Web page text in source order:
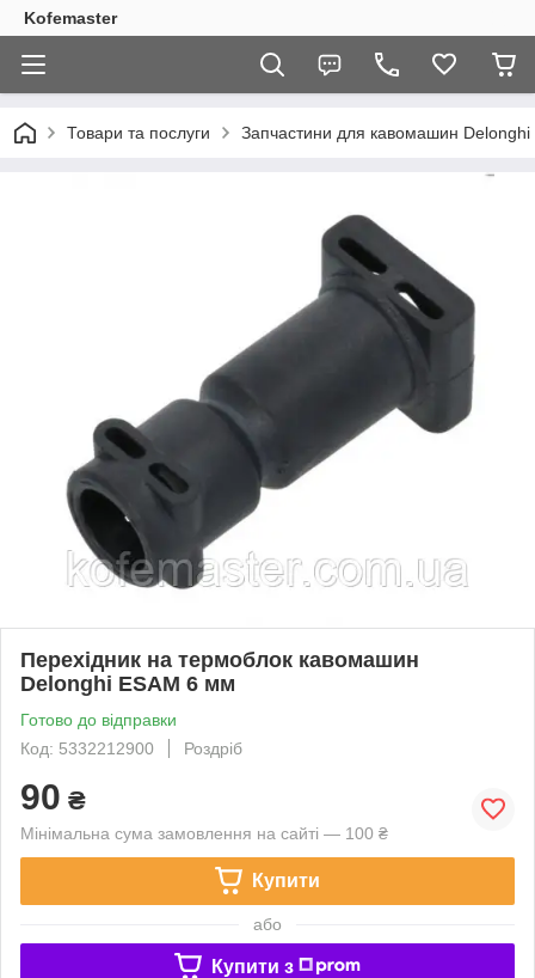
Kofemaster
Товари та послуги Запчастини для кавомашин Delonghi
Перехідник на термоблок кавомашин
Delonghi ESAM 6 мм
Готово до відправки
Код: 5332212900
Роздріб
90 ₴
Мінімальна сума замовлення на сайті — 100 ₴
Купити
або
Купити з